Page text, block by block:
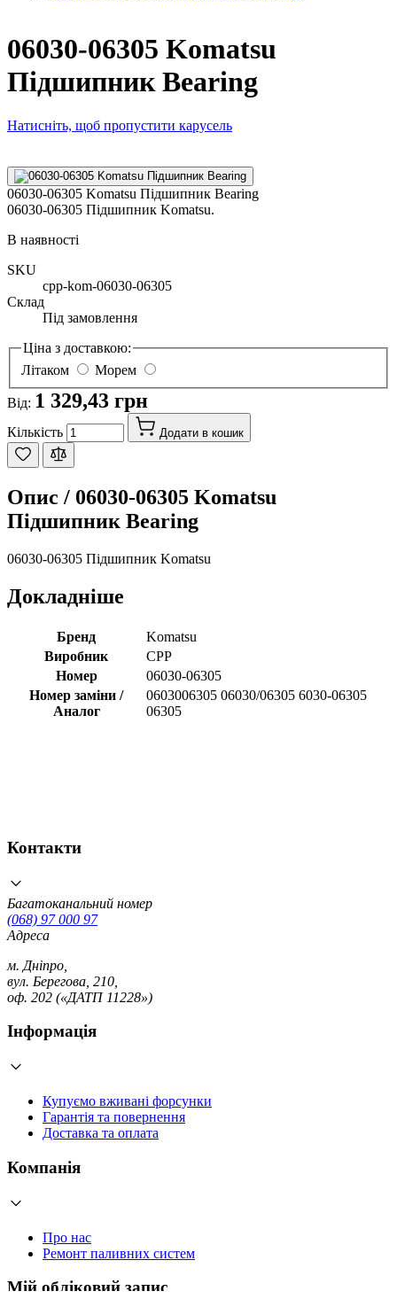
06030-06305 Komatsu
Підшипник Bearing
Натисніть, щоб пропустити карусель
06030-06305 Komatsu Підшипник Bearing
06030-06305 Підшипник Komatsu.
В наявності
SKU
cpp-kom-06030-06305
Склад
Під замовлення
Ціна з доставкою:
Літаком
Морем
Від: 1 329,43 грн
Кількість Додати в кошик
Опис / 06030-06305 Komatsu
Підшипник Bearing
06030-06305 Підшипник Komatsu
Докладніше
Бренд
Komatsu
Виробник
CPP
Номер
06030-06305
Номер заміни /
Аналог
0603006305 06030/06305 6030-06305
06305
Контакти
Багатоканальний номер
(068) 97 000 97
Адреса
м. Дніпро,
вул. Берегова, 210,
оф. 202 («ДАТП 11228»)
Інформація
Купуємо вживані форсунки
Гарантія та повернення
Доставка та оплата
Компанія
Про нас
Ремонт паливних систем
Мій обліковий запис